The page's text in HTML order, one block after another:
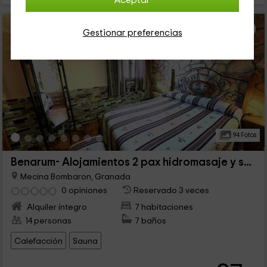
Gestionar preferencias
94 Fotos
Benarum- Alojamientos 2 pax hidromasaje y sauna
Mecina Bombaron, Granada
0 opiniones
Reservado 3 veces
Alquiler íntegro
7 habitaciones
14 personas
7 baños
Calefacción Sauna